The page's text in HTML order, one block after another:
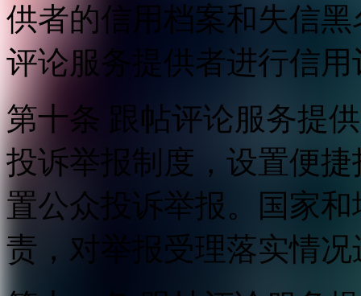
供者的信用档案和失信
评论服务提供者进行信用
第十条 跟帖评论服务提
投诉举报制度，设置便
置公众投诉举报。国家
责，对举报受理落实情